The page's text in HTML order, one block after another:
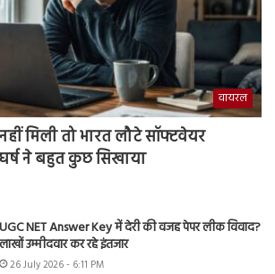
वायरल
मिली तो भारत लौटे सॉफ्टवेयर
ने बहुत कुछ सिखाया
UGC NET Answer Key में देरी की वजह पेपर लीक विवाद?
लाखों उम्मीदवार कर रहे इंतजार
26 July 2026 - 6:11 PM